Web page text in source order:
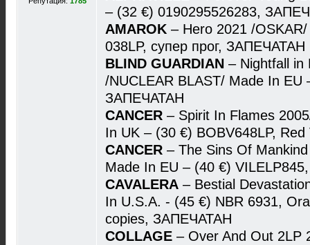
– (32 €) 0190295526283,
AMAROK – Hero 2021 /
038LP, супер прог, ЗАПЕЧАТАН
BLIND GUARDIAN – Nightfall in
/NUCLEAR BLAST/ Made In EU
ЗАПЕЧАТАН
CANCER – Spirit In Flames
In UK – (30 €) BOBV648LP,
CANCER – The Sins Of
Made In EU – (40 €)
CAVALERA – Bestial
In U.S.A. - (45 €) NBR 6931,
copies, ЗАПЕЧАТАН
COLLAGE – Over And Out 2LP